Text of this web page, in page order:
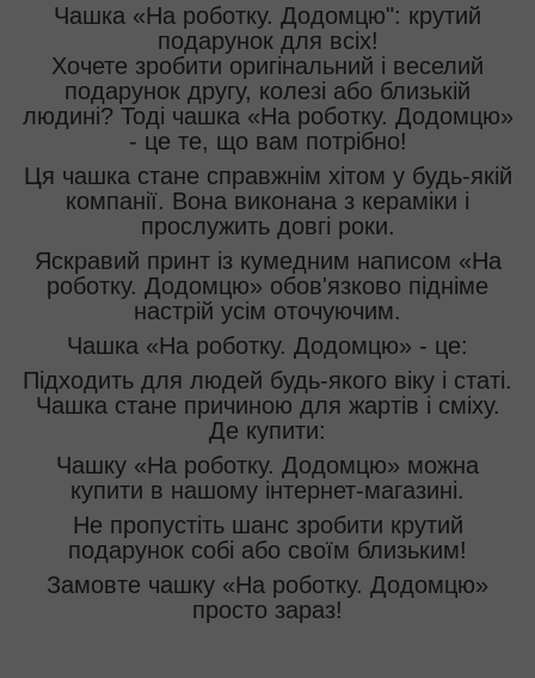
Чашка «На роботку. Додомцю": крутий
подарунок для всіх!
Хочете зробити оригінальний і веселий
подарунок другу, колезі або близькій
людині? Тоді чашка «На роботку. Додомцю»
- це те, що вам потрібно!
Ця чашка стане справжнім хітом у будь-якій
компанії. Вона виконана з кераміки і
прослужить довгі роки.
Яскравий принт із кумедним написом «На
роботку. Додомцю» обов'язково підніме
настрій усім оточуючим.
Чашка «На роботку. Додомцю» - це:
Підходить для людей будь-якого віку і статі.
Чашка стане причиною для жартів і сміху.
Де купити:
Чашку «На роботку. Додомцю» можна
купити в нашому інтернет-магазині.
Не пропустіть шанс зробити крутий
подарунок собі або своїм близьким!
Замовте чашку «На роботку. Додомцю»
просто зараз!